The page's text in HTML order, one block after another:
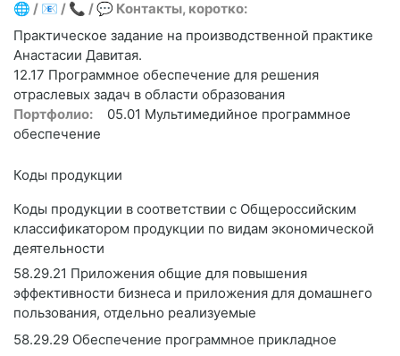
🌐 / 📧 / 📞 / 💬 Контакты, коротко:
Практическое задание на производственной практике
Анастасии Давитая.
12.17 Программное обеспечение для решения
отраслевых задач в области образования
Портфолио:
05.01 Мультимедийное программное
обеспечение
Коды продукции
Коды продукции в соответствии с Общероссийским
классификатором продукции по видам экономической
деятельности
58.29.21 Приложения общие для повышения
эффективности бизнеса и приложения для домашнего
пользования, отдельно реализуемые
58.29.29 Обеспечение программное прикладное